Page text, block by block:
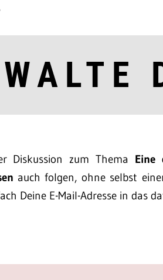
Diskussion zum Thema Eine
auch folgen, ohne selbst
Deine E-Mail-Adresse in das